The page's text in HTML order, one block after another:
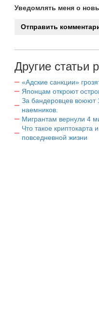
Уведомлять меня о
Другие статьи
«Адские санкции»
Японцам откроют
За бандеровцев воюют
наемников.
Мигрантам вернули 4
Что такое криптокарта
повседневной жизни